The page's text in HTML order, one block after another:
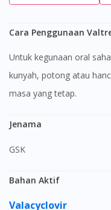
Cara Penggunaan
Untuk kegunaan oral sahaja. Telan ubat ini dengan air. Jangan
kunyah, potong atau
masa yang tetap.
Jenama
GSK
Bahan Aktif
Valacyclovir